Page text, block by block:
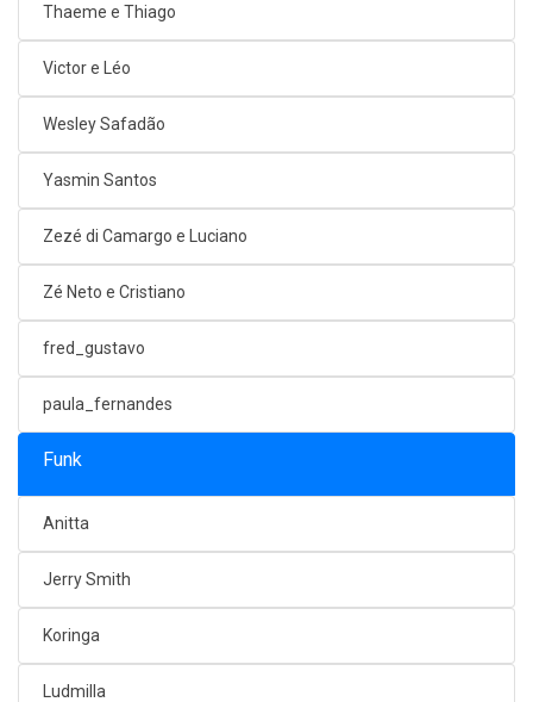
Thaeme e Thiago
Victor e Léo
Wesley Safadão
Yasmin Santos
Zezé di Camargo e Luciano
Zé Neto e Cristiano
fred_gustavo
paula_fernandes
Funk
Anitta
Jerry Smith
Koringa
Ludmilla